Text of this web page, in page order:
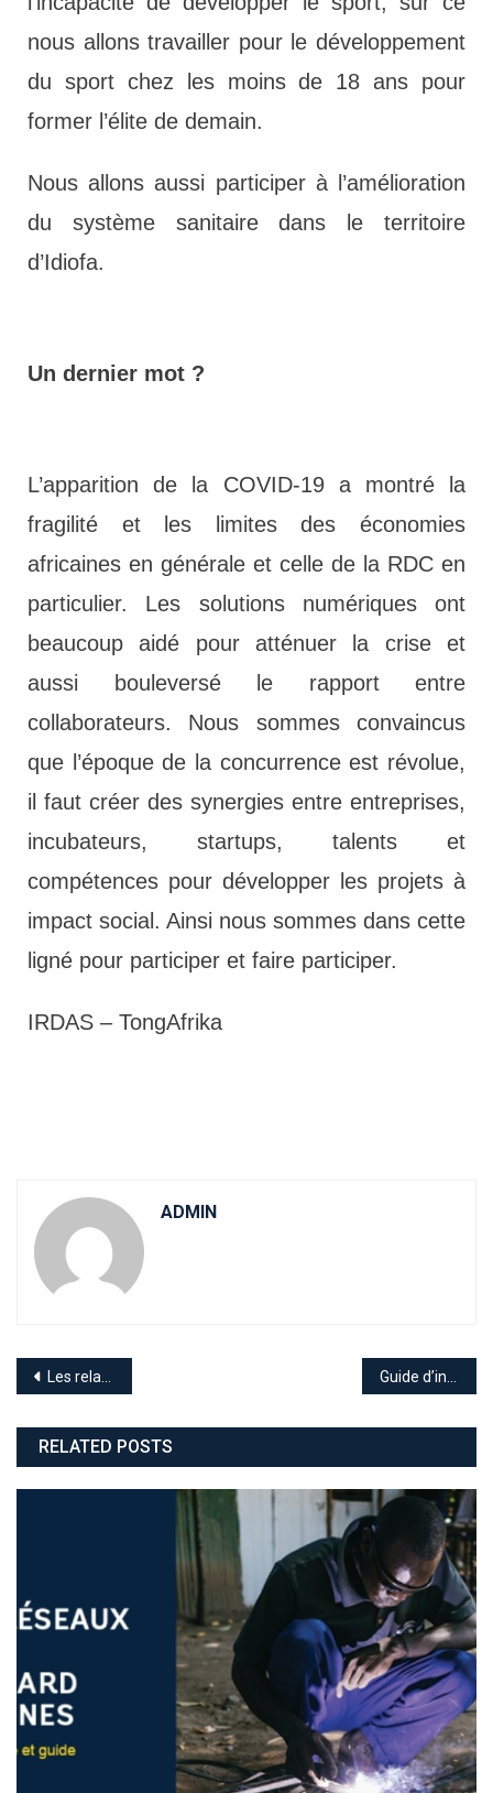
nous allons travailler pour le développement
du sport chez les moins de 18 ans pour
former l’élite de demain.
Nous allons aussi participer à l’amélioration
du système sanitaire dans le territoire
d’Idiofa.
Un dernier mot ?
L’apparition de la COVID-19 a montré la
fragilité et les limites des économies
africaines en générale et celle de la RDC en
particulier. Les solutions numériques ont
beaucoup aidé pour atténuer la crise et
aussi bouleversé le rapport entre
collaborateurs. Nous sommes convaincus
que l’époque de la concurrence est révolue,
il faut créer des synergies entre entreprises,
incubateurs, startups, talents et
compétences pour développer les projets à
impact social. Ainsi nous sommes dans cette
ligné pour participer et faire participer.
IRDAS – TongAfrika
ADMIN
Les relation Chine-Afrique, avantage ou inconvénients pour nos économies ? Guide d’intervention psychologique : Intervenir en cas d’épidémie de maladies, Ébola et Covid-19.
RELATED POSTS